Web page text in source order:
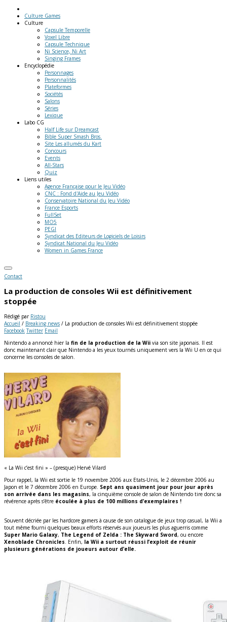
Culture Games
Culture
Capsule Temporelle
Voxel Libre
Capsule Technique
Ni Science, Ni Art
Singing Frames
Encyclopédie
Personnages
Personnalités
Plateformes
Sociétés
Salons
Séries
Lexique
Labo CG
Half Life sur Dreamcast
Bible Super Smash Bros.
Site Les allumés du Kart
Concours
Events
All-Stars
Quiz
Liens utiles
Agence Française pour le Jeu Vidéo
CNC : Fond d'Aide au Jeu Vidéo
Conservatoire National du Jeu Vidéo
France Esports
FullSet
MO5
PEGI
Syndicat des Editeurs de Logiciels de Loisirs
Syndicat National du Jeu Vidéo
Women in Games France
Contact
La production de consoles Wii est définitivement
stoppée
Rédigé par Ristou
Accueil / Breaking news / La production de consoles Wii est définitivement stoppée
Facebook Twitter Email
Nintendo a annoncé hier la fin de la production de la Wii via son site japonais. Il est
donc maintenant clair que Nintendo a les yeux tournés uniquement vers la Wii U en ce qui
concerne les consoles de salon.
« La Wii c’est fini » – (presque) Hervé Vilard
Pour rappel, la Wii est sortie le 19 novembre 2006 aux Etats-Unis, le 2 décembre 2006 au
Japon et le 7 décembre 2006 en Europe. Sept ans quasiment jour pour jour après
son arrivée dans les magasins, la cinquième console de salon de Nintendo tire donc sa
révérence après s’être écoulée à plus de 100 millions d’exemplaires !
Souvent décriée par les hardcore gamers à cause de son catalogue de jeux trop casual, la Wii a
tout même fourni quelques beaux efforts réservés aux joueurs les plus aguerris comme
Super Mario Galaxy, The Legend of Zelda : The Skyward Sword, ou encore
Xenoblade Chronicles. Enfin, la Wii a surtout réussi l’exploit de réunir
plusieurs générations de joueurs autour d’elle.